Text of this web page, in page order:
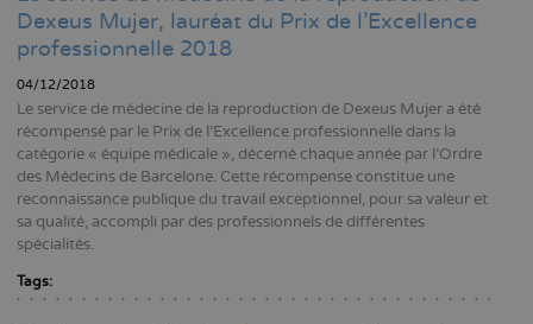
Dexeus Mujer, lauréat du Prix de l’Excellence
professionnelle 2018
04/12/2018
Le service de médecine de la reproduction de Dexeus Mujer a été
récompensé par le Prix de l’Excellence professionnelle dans la
catégorie « équipe médicale », décerné chaque année par l’Ordre
des Médecins de Barcelone. Cette récompense constitue une
reconnaissance publique du travail exceptionnel, pour sa valeur et
sa qualité, accompli par des professionnels de différentes
spécialités.
Tags: